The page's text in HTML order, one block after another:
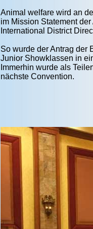
Animal welfare wird an
im Mission Statement
International District
So wurde der Antrag der
Junior Showklassen in
Immerhin wurde als
nächste Convention.